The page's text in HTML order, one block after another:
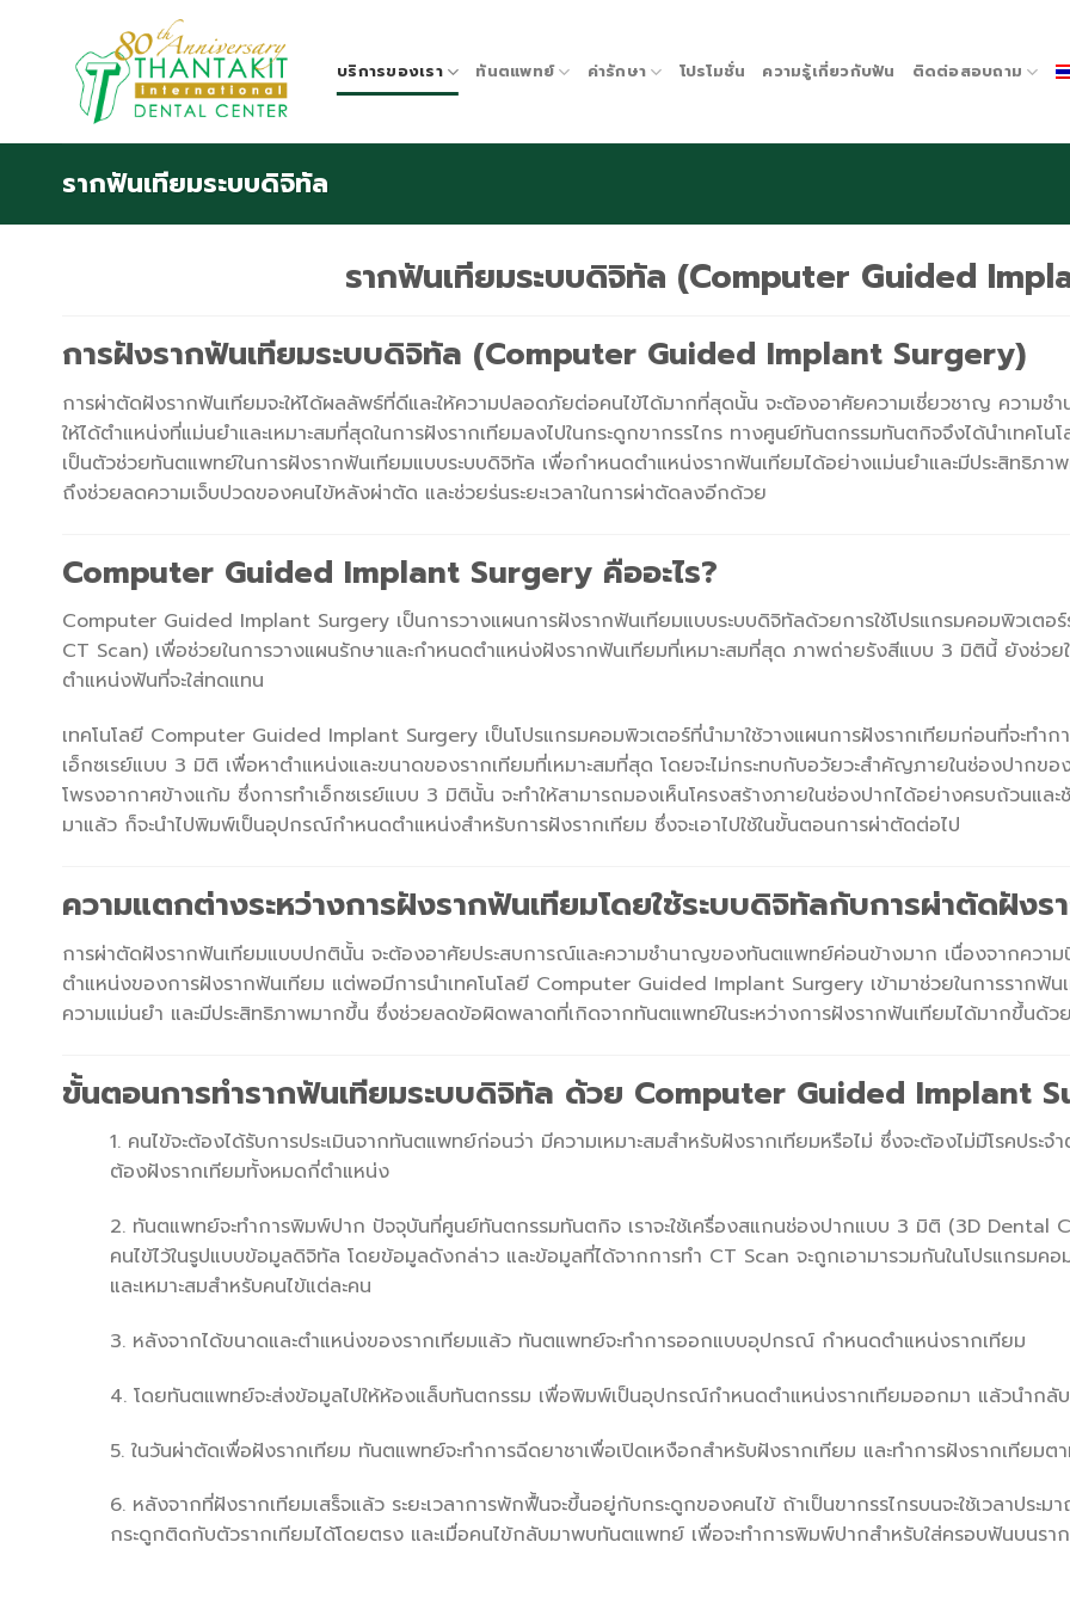
บริการของเรา ทันตแพทย์ ค่ารักษา โปรโมชั่น ความรู้เกี่ยวกับฟัน ติดต่อสอบถาม
รากฟันเทียมระบบดิจิทัล
รากฟันเทียมระบบดิจิทัล (Computer Guided
การฝังรากฟันเทียมระบบดิจิทัล (Computer Guided Implant Surgery)
การผ่าตัดฝังรากฟันเทียมจะให้ได้ผลลัพธ์ที่ดีและให้ความปลอดภัยต่อคนไข้ได้มากที่สุดนั้น จะต้องอาศัยความเชี่ยวชาญ ความ
ให้ได้ตำแหน่งที่แม่นยำและเหมาะสมที่สุดในการฝังรากเทียมลงไปในกระดูกขากรรไกร ทางศูนย์ทันตกรรมทันตกิจจึงได้นำเทค
เป็นตัวช่วยทันตแพทย์ในการฝังรากฟันเทียมแบบระบบดิจิทัล เพื่อกำหนดตำแหน่งรากฟันเทียมได้อย่างแม่นยำและมีประสิทธิภ
ถึงช่วยลดความเจ็บปวดของคนไข้หลังผ่าตัด และช่วยร่นระยะเวลาในการผ่าตัดลงอีกด้วย
Computer Guided Implant Surgery คืออะไร?
Computer Guided Implant Surgery เป็นการวางแผนการฝังรากฟันเทียมแบบระบบดิจิทัลด้วยการใช้โปรแกรมคอมพิวเต
CT Scan) เพื่อช่วยในการวางแผนรักษาและกำหนดตำแหน่งฝังรากฟันเทียมที่เหมาะสมที่สุด ภาพถ่ายรังสีแบบ 3 มิตินี้ ยังช่ว
ตำแหน่งฟันที่จะใส่ทดแทน
เทคโนโลยี Computer Guided Implant Surgery เป็นโปรแกรมคอมพิวเตอร์ที่นำมาใช้วางแผนการฝังรากเทียมก่อนที่จะท
เอ็กซเรย์แบบ 3 มิติ เพื่อหาตำแหน่งและขนาดของรากเทียมที่เหมาะสมที่สุด โดยจะไม่กระทบกับอวัยวะสำคัญภายในช่องปากขอ
โพรงอากาศข้างแก้ม ซึ่งการทำเอ็กซเรย์แบบ 3 มิตินั้น จะทำให้สามารถมองเห็นโครงสร้างภายในช่องปากได้อย่างครบถ้วนแ
มาแล้ว ก็จะนำไปพิมพ์เป็นอุปกรณ์กำหนดตำแหน่งสำหรับการฝังรากเทียม ซึ่งจะเอาไปใช้ในขั้นตอนการผ่าตัดต่อไป
ความแตกต่างระหว่างการฝังรากฟันเทียมโดยใช้ระบบดิจิทัลกับการผ่าตัดฝัง
การผ่าตัดฝังรากฟันเทียมแบบปกตินั้น จะต้องอาศัยประสบการณ์และความชำนาญของทันตแพทย์ค่อนข้างมาก เนื่องจากคว
ตำแหน่งของการฝังรากฟันเทียม แต่พอมีการนำเทคโนโลยี Computer Guided Implant Surgery เข้ามาช่วยในการรากฟั
ความแม่นยำ และมีประสิทธิภาพมากขึ้น ซึ่งช่วยลดข้อผิดพลาดที่เกิดจากทันตแพทย์ในระหว่างการฝังรากฟันเทียมได้มากขึ้นด้วย
ขั้นตอนการทำรากฟันเทียมระบบดิจิทัล ด้วย Computer Guided Implant
1. คนไข้จะต้องได้รับการประเมินจากทันตแพทย์ก่อนว่า มีความเหมาะสมสำหรับฝังรากเทียมหรือไม่ ซึ่งจะต้องไม่มีโรคประจ
ต้องฝังรากเทียมทั้งหมดกี่ตำแหน่ง
2. ทันตแพทย์จะทำการพิมพ์ปาก ปัจจุบันที่ศูนย์ทันตกรรมทันตกิจ เราจะใช้เครื่องสแกนช่องปากแบบ 3 มิติ (3D Dental
คนไข้ไว้ในรูปแบบข้อมูลดิจิทัล โดยข้อมูลดังกล่าว และข้อมูลที่ได้จากการทำ CT Scan จะถูกเอามารวมกันในโปรแกรม
และเหมาะสมสำหรับคนไข้แต่ละคน
3. หลังจากได้ขนาดและตำแหน่งของรากเทียมแล้ว ทันตแพทย์จะทำการออกแบบอุปกรณ์ กำหนดตำแหน่งรากเทียม
4. โดยทันตแพทย์จะส่งข้อมูลไปให้ห้องแล็บทันตกรรม เพื่อพิมพ์เป็นอุปกรณ์กำหนดตำแหน่งรากเทียมออกมา แล้วนำกลับ
5. ในวันผ่าตัดเพื่อฝังรากเทียม ทันตแพทย์จะทำการฉีดยาชาเพื่อเปิดเหงือกสำหรับฝังรากเทียม และทำการฝังรากเทีย
6. หลังจากที่ฝังรากเทียมเสร็จแล้ว ระยะเวลาการพักฟื้นจะขึ้นอยู่กับกระดูกของคนไข้ ถ้าเป็นขากรรไกรบนจะใช้เวลาประ
กระดูกติดกับตัวรากเทียมได้โดยตรง และเมื่อคนไข้กลับมาพบทันตแพทย์ เพื่อจะทำการพิมพ์ปากสำหรับใส่ครอบฟันบนรา